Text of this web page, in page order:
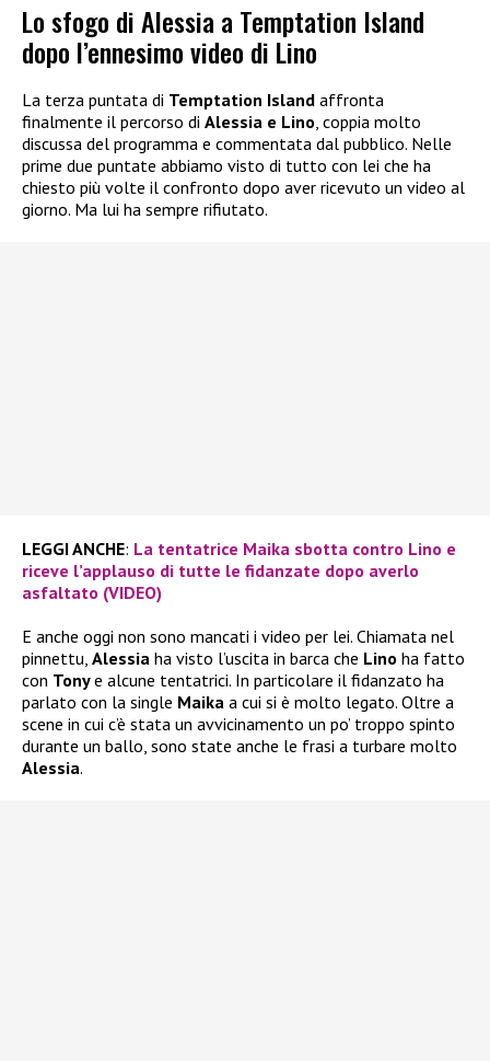
Lo sfogo di Alessia a Temptation Island
dopo l’ennesimo video di Lino
La terza puntata di Temptation Island affronta
finalmente il percorso di Alessia e Lino, coppia molto
discussa del programma e commentata dal pubblico. Nelle
prime due puntate abbiamo visto di tutto con lei che ha
chiesto più volte il confronto dopo aver ricevuto un video al
giorno. Ma lui ha sempre rifiutato.
LEGGI ANCHE: La tentatrice Maika sbotta contro Lino e
riceve l’applauso di tutte le fidanzate dopo averlo
asfaltato (VIDEO)
E anche oggi non sono mancati i video per lei. Chiamata nel
pinnettu, Alessia ha visto l’uscita in barca che Lino ha fatto
con Tonye alcune tentatrici. In particolare il fidanzato ha
parlato con la single Maika a cui si è molto legato. Oltre a
scene in cui c’è stata un avvicinamento un po’ troppo spinto
durante un ballo, sono state anche le frasi a turbare molto
Alessia.